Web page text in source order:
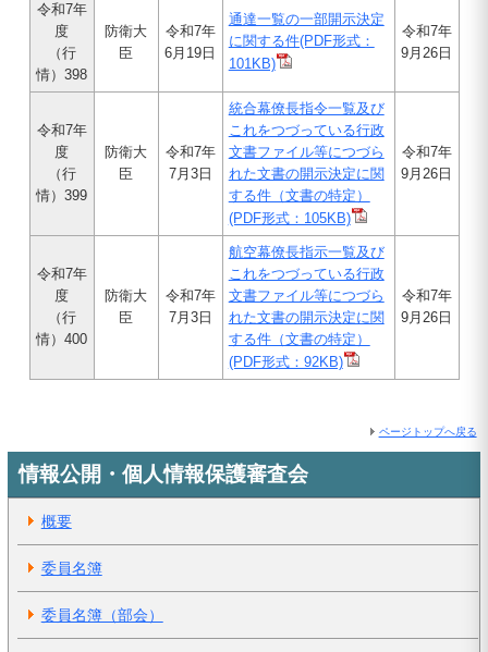
令和7年
度
（行
情）398
防衛大
臣
令和7年
6月19日
通達一覧の一部開示決定
に関する件(PDF形式：
101KB)
令和7年
9月26日
令和7年
度
（行
情）399
防衛大
臣
令和7年
7月3日
統合幕僚長指令一覧及び
これをつづっている行政
文書ファイル等につづら
れた文書の開示決定に関
する件（文書の特定）
(PDF形式：105KB)
令和7年
9月26日
令和7年
度
（行
情）400
防衛大
臣
令和7年
7月3日
航空幕僚長指示一覧及び
これをつづっている行政
文書ファイル等につづら
れた文書の開示決定に関
する件（文書の特定）
(PDF形式：92KB)
令和7年
9月26日
ページトップへ戻る
情報公開・個人情報保護審査会
概要
委員名簿
委員名簿（部会）